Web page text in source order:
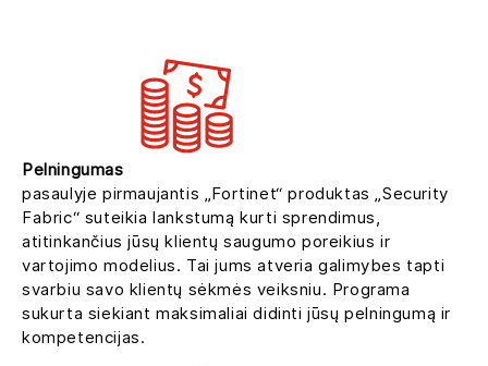
Pelningumas
pasaulyje pirmaujantis „Fortinet“ produktas „Security
Fabric“ suteikia lankstumą kurti sprendimus,
atitinkančius jūsų klientų saugumo poreikius ir
vartojimo modelius. Tai jums atveria galimybes tapti
svarbiu savo klientų sėkmės veiksniu. Programa
sukurta siekiant maksimaliai didinti jūsų pelningumą ir
kompetencijas.